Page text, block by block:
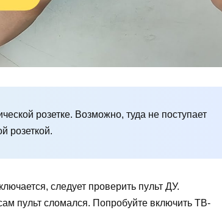
розетке. Возможно, туда не поступает
розеткой.
следует проверить пульт ДУ.
пульт сломался. Попробуйте включить ТВ-